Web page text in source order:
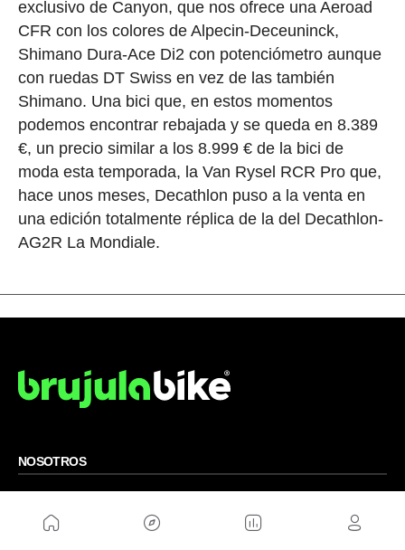
exclusivo de Canyon, que nos ofrece una Aeroad
CFR con los colores de Alpecin-Deceuninck,
Shimano Dura-Ace Di2 con potenciómetro aunque
con ruedas DT Swiss en vez de las también
Shimano. Una bici que, en estos momentos
podemos encontrar rebajada y se queda en 8.389
€, un precio similar a los 8.999 € de la bici de
moda esta temporada, la Van Rysel RCR Pro que,
hace unos meses, Decathlon puso a la venta en
una edición totalmente réplica de la del Decathlon-
AG2R La Mondiale.
NOSOTROS
Aviso Legal
Anúnciate con nosotros